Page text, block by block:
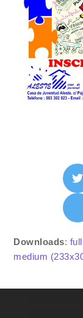
Downloads:
medium